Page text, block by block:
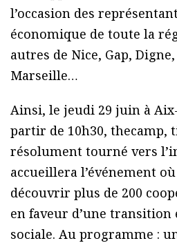
l’occasion des
économique de toute la
autres de Nice, Gap,
Marseille…
Ainsi, le jeudi 29 juin à
partir de 10h30, thecamp,
résolument tourné vers
accueillera l’événement
découvrir plus de 200
en faveur d’une transition
sociale. Au programme :